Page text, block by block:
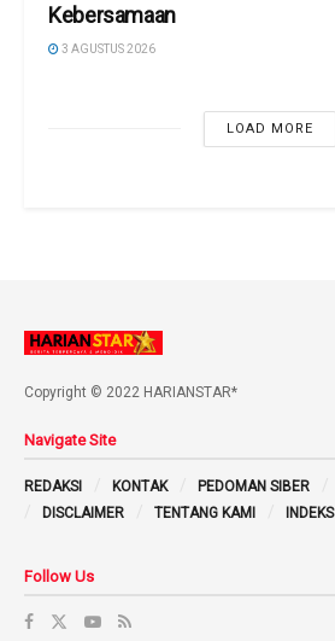
Kebersamaan
3 AGUSTUS 2026
LOAD MORE
Copyright © 2022 HARIANSTAR*
Navigate Site
REDAKSI KONTAK PEDOMAN SIBER
DISCLAIMER
TENTANG KAMI INDEKS
Follow Us